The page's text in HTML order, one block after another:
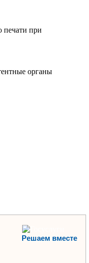
печати при
органы
Решаем вместе